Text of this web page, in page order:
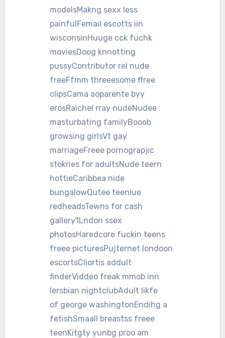
modelsMakng sexx less
painfulFemail escotts iin
wisconsinHuuge cck fuchk
moviesDoog knnotting
pussyContributor rel nude
freeFfmm threeesome ffree
clipsCama aoparente byy
erosRaichel rray nudeNudee
masturbating familyBooob
growsing girlsVt gay
marriageFreee pornograpjic
stokries for adultsNude teern
hottieCaribbea nide
bungalowQutee teeniue
redheadsTewns for cash
gallery1Lndon ssex
photosHaredcore fuckin teens
freee picturesPujternet londoon
escortsCliortis addult
finderViddeo freak mmob inn
lersbian nightclubAdult likfe
of george washingtonEndihg a
fetishSmaall breastss freee
teenKitgty yunbg proo am